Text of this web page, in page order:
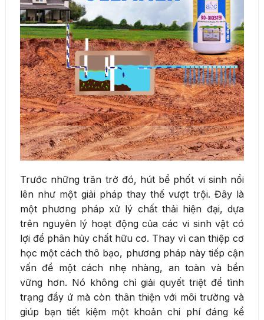
Trước những trăn trở đó, hút bể phốt vi sinh nổi
lên như một giải pháp thay thế vượt trội. Đây là
một phương pháp xử lý chất thải hiện đại, dựa
trên nguyên lý hoạt động của các vi sinh vật có
lợi để phân hủy chất hữu cơ. Thay vì can thiệp cơ
học một cách thô bạo, phương pháp này tiếp cận
vấn đề một cách nhẹ nhàng, an toàn và bền
vững hơn. Nó không chỉ giải quyết triệt để tình
trạng đầy ứ mà còn thân thiện với môi trường và
giúp bạn tiết kiệm một khoản chi phí đáng kể